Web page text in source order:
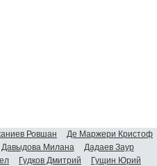
Ровшан
Де Маржери Кристоф
Давыдова Милана
Дадаев Заур
Гудков Дмитрий
Гущин Юрий